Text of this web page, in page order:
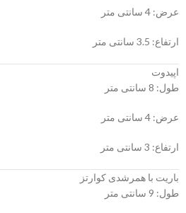
عرض: 4 سانتی متر
ارتفاع: 3.5 سانتی متر
اپیدوت
طول: 8 سانتی متر
عرض: 4 سانتی متر
ارتفاع: 3 سانتی متر
باریت با همرشدی کوارتز
طول: 9 سانتی متر